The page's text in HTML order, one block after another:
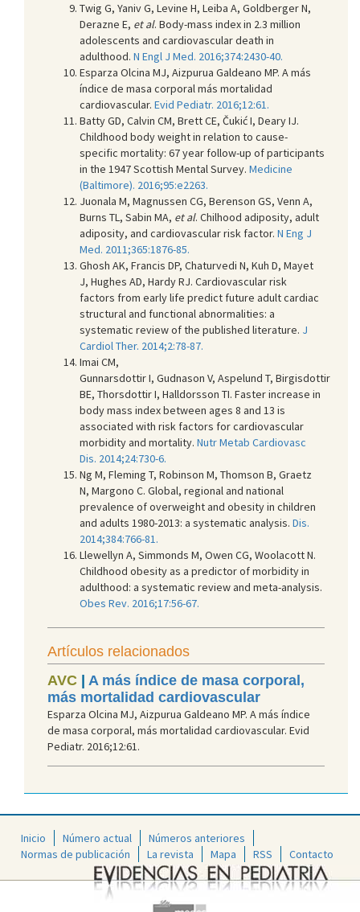
Twig G, Yaniv G, Levine H, Leiba A, Goldberger N,
Derazne E, et al. Body-mass index in 2.3 million
adolescents and cardiovascular death in
adulthood. N Engl J Med. 2016;374:2430-40.
Esparza Olcina MJ, Aizpurua Galdeano MP. A más
índice de masa corporal más mortalidad
cardiovascular. Evid Pediatr. 2016;12:61.
Batty GD, Calvin CM, Brett CE, Čukić I, Deary IJ.
Childhood body weight in relation to cause-
specific mortality: 67 year follow-up of participants
in the 1947 Scottish Mental Survey. Medicine
(Baltimore). 2016;95:e2263.
Juonala M, Magnussen CG, Berenson GS, Venn A,
Burns TL, Sabin MA, et al. Chilhood adiposity, adult
adiposity, and cardiovascular risk factor. N Eng J
Med. 2011;365:1876-85.
Ghosh AK, Francis DP, Chaturvedi N, Kuh D, Mayet
J, Hughes AD, Hardy RJ. Cardiovascular risk
factors from early life predict future adult cardiac
structural and functional abnormalities: a
systematic review of the published literature. J
Cardiol Ther. 2014;2:78-87.
Imai CM,
Gunnarsdottir I, Gudnason V, Aspelund T, Birgisdottir
BE, Thorsdottir I, Halldorsson TI. Faster increase in
body mass index between ages 8 and 13 is
associated with risk factors for cardiovascular
morbidity and mortality. Nutr Metab Cardiovasc
Dis. 2014;24:730-6.
Ng M, Fleming T, Robinson M, Thomson B, Graetz
N, Margono C. Global, regional and national
prevalence of overweight and obesity in children
and adults 1980-2013: a systematic analysis. Dis.
2014;384:766-81.
Llewellyn A, Simmonds M, Owen CG, Woolacott N.
Childhood obesity as a predictor of morbidity in
adulthood: a systematic review and meta-analysis.
Obes Rev. 2016;17:56-67.
Artículos relacionados
AVC | A más índice de masa corporal,
más mortalidad cardiovascular
Esparza Olcina MJ, Aizpurua Galdeano MP. A más índice
de masa corporal, más mortalidad cardiovascular. Evid
Pediatr. 2016;12:61.
Inicio Número actual
Números anteriores
Normas de publicación
La revista Mapa RSS Contacto